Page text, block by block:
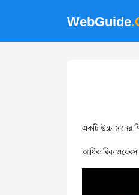
WebGuide
একটি উচ্চ মানের
আধিকারিক